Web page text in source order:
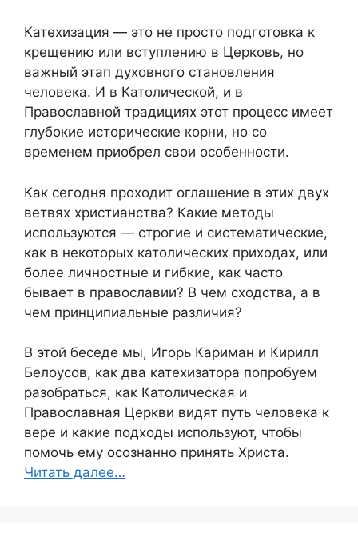
Катехизация — это не просто подготовка к
крещению или вступлению в Церковь, но
важный этап духовного становления
человека. И в Католической, и в
Православной традициях этот процесс имеет
глубокие исторические корни, но со
временем приобрел свои особенности.
Как сегодня проходит оглашение в этих двух
ветвях христианства? Какие методы
используются — строгие и систематические,
как в некоторых католических приходах, или
более личностные и гибкие, как часто
бывает в православии? В чем сходства, а в
чем принципиальные различия?
В этой беседе мы, Игорь Кариман и Кирилл
Белоусов, как два катехизатора попробуем
разобраться, как Католическая и
Православная Церкви видят путь человека к
вере и какие подходы используют, чтобы
помочь ему осознанно принять Христа.
Читать далее…